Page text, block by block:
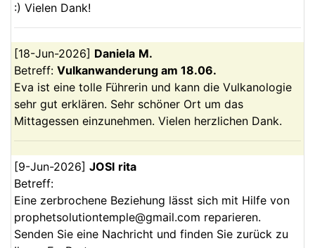
:) Vielen Dank!
[18-Jun-2026] Daniela M.
Betreff: Vulkanwanderung am 18.06.
Eva ist eine tolle Führerin und kann die Vulkanologie
sehr gut erklären. Sehr schöner Ort um das
Mittagessen einzunehmen. Vielen herzlichen Dank.
[9-Jun-2026] JOSI rita
Betreff:
Eine zerbrochene Beziehung lässt sich mit Hilfe von
prophetsolutiontemple@gmail.com reparieren.
Senden Sie eine Nachricht und finden Sie zurück zu